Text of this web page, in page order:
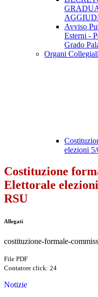
Avviso
Esterni -
Grado
Organi Collegiali
elezioni
Costituzione
Elettorale
RSU
Allegati
costituzione-formale-
File PDF
Contatore click: 24
Notizie